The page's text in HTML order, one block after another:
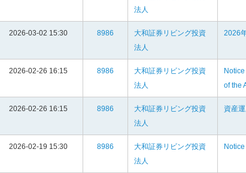
法人
2026-03-02 15:30 8986
大和証券リビング投資
法人
2026
2026-02-26 16:15 8986
大和証券リビング投資
法人
of the
2026-02-26 16:15 8986
大和証券リビング投資
法人
資産
2026-02-19 15:30 8986
大和証券リビング投資
法人